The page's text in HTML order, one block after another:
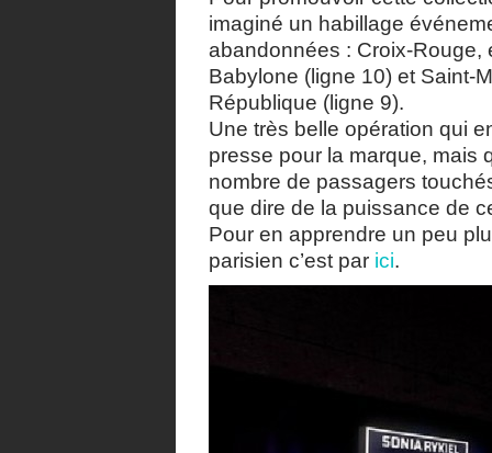
imaginé un habillage
abandonnées : Croix-Rouge,
Babylone (ligne 10) et Saint-
République (ligne 9).
Une très belle opération qui
presse pour la marque, mais
nombre de passagers
que dire de la puissance de
Pour en apprendre un peu
parisien c’est par ici.